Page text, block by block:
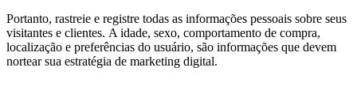
Portanto, rastreie e registre todas as informações pessoais sobre seus
visitantes e clientes. A idade, sexo, comportamento de compra,
localização e preferências do usuário, são informações que devem
nortear sua estratégia de marketing digital.